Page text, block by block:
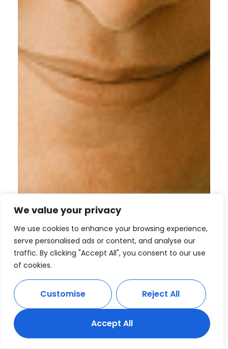
We value your privacy
We use cookies to enhance your browsing experience,
serve personalised ads or content, and analyse our
traffic. By clicking "Accept All", you consent to our use
of cookies.
Customise Reject All
Accept All